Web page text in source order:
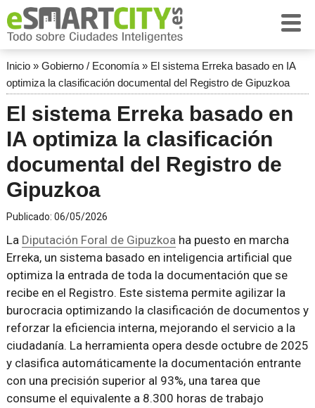
Inicio» Gobierno / Economía» El sistema Erreka basado en IA
optimiza la clasificación documental del Registro de Gipuzkoa
El sistema Erreka basado en
IA optimiza la clasificación
documental del Registro de
Gipuzkoa
Publicado: 06/05/2026
La Diputación Foral de Gipuzkoaha puesto en marcha
Erreka, un sistema basado en inteligencia artificial que
optimiza la entrada de toda la documentación que se
recibe en el Registro. Este sistema permite agilizar la
burocracia optimizando la clasificación de documentos y
reforzar la eficiencia interna, mejorando el servicio a la
ciudadanía. La herramienta opera desde octubre de 2025
y clasifica automáticamente la documentación entrante
con una precisión superior al 93%, una tarea que
consume el equivalente a 8.300 horas de trabajo